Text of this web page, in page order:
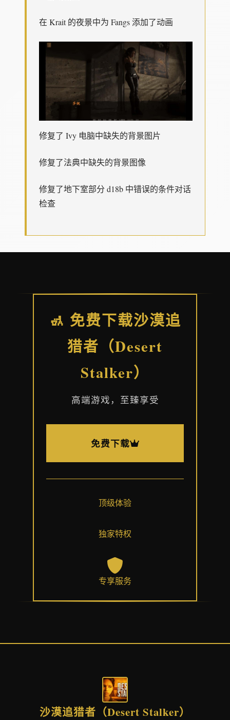
在 Krait 的夜景中为 Fangs 添加了动画
修复了 Ivy 电脑中缺失的背景图片
修复了法典中缺失的背景图像
修复了地下室部分 d18b 中错误的条件对话
检查
🚮 免费下载沙漠追
猎者（Desert
Stalker）
高端游戏，至臻享受
免费下载
顶级体验
独家特权
专享服务
沙漠追猎者（Desert Stalker）